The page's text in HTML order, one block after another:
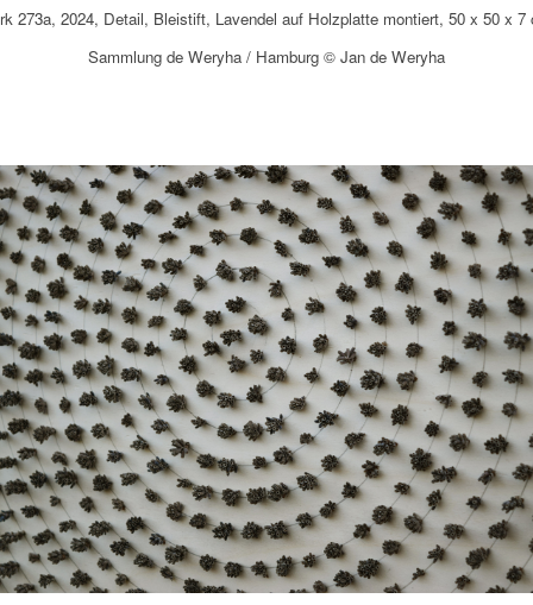
273a, 2024, Detail, Bleistift, Lavendel auf Holzplatte montiert, 50 x 50 x 7
Sammlung de Weryha / Hamburg © Jan de Weryha